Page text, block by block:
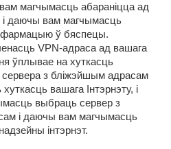
магчымасць абараніцца ад
і даючы вам магчымасць
ў бяспецы.
VPN-адраса ад вашага
ўплывае на хуткасць
з бліжэйшым адрасам
вашага Інтэрнэту, і
выбраць сервер з
і даючы вам магчымасць
інтэрнэт.